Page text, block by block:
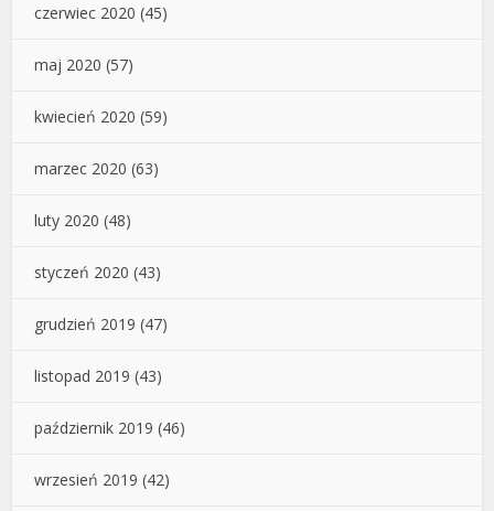
czerwiec 2020 (45)
maj 2020 (57)
kwiecień 2020 (59)
marzec 2020 (63)
luty 2020 (48)
styczeń 2020 (43)
grudzień 2019 (47)
listopad 2019 (43)
październik 2019 (46)
wrzesień 2019 (42)